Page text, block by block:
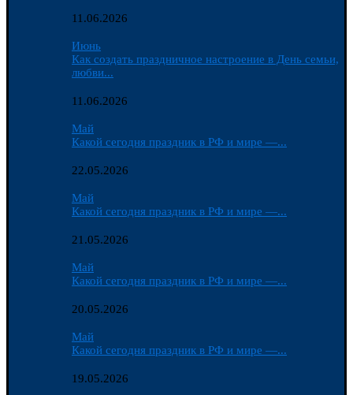
11.06.2026
Июнь
Как создать праздничное настроение в День семьи,
любви...
11.06.2026
Май
Какой сегодня праздник в РФ и мире —...
22.05.2026
Май
Какой сегодня праздник в РФ и мире —...
21.05.2026
Май
Какой сегодня праздник в РФ и мире —...
20.05.2026
Май
Какой сегодня праздник в РФ и мире —...
19.05.2026